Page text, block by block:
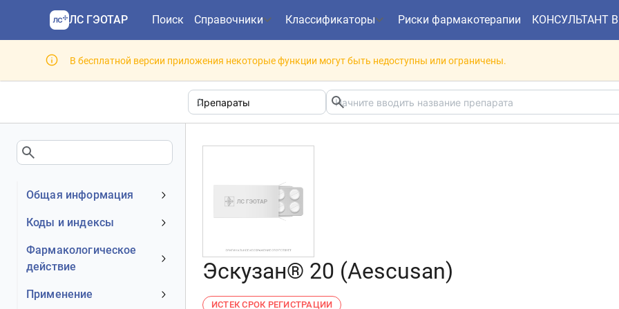
ЛС ГЭОТАР Поиск Справочники Классификаторы Риски фармакотерапии КОНСУЛЬТАНТ
В бесплатной версии приложения некоторые функции могут быть недоступны или ограничены.
Общая информация
Устаревшее наименование
Номер регистрационного
удостоверения РФ
Действующее вещество
Коды и индексы
АТХ код
МКБ-10 код
Фармакологическое
действие
Механизм действия
Применение
Эскузан® 20 (Aescusan)
ИСТЕК СРОК РЕГИСТРАЦИИ